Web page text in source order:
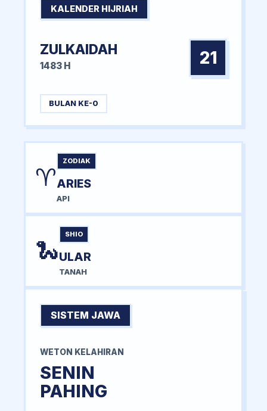
KALENDER HIJRIAH
ZULKAIDAH
1483 H 21
BULAN KE-0
♈
ZODIAK
ARIES
API
🐍
SHIO
ULAR
TANAH
SISTEM JAWA
WETON KELAHIRAN
SENIN
PAHING